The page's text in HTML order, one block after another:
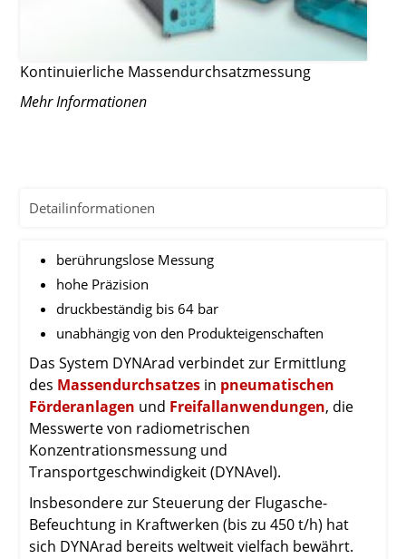
Kontinuierliche Massendurchsatzmessung
Mehr Informationen
Detailinformationen
berührungslose Messung
hohe Präzision
druckbeständig bis 64 bar
unabhängig von den Produkteigenschaften
Das System DYNArad verbindet zur Ermittlung
des Massendurchsatzes in pneumatischen
Förderanlagen und Freifallanwendungen, die
Messwerte von radiometrischen
Konzentrationsmessung und
Transportgeschwindigkeit (DYNAvel).
Insbesondere zur Steuerung der Flugasche-
Befeuchtung in Kraftwerken (bis zu 450 t/h) hat
sich DYNArad bereits weltweit vielfach bewährt.